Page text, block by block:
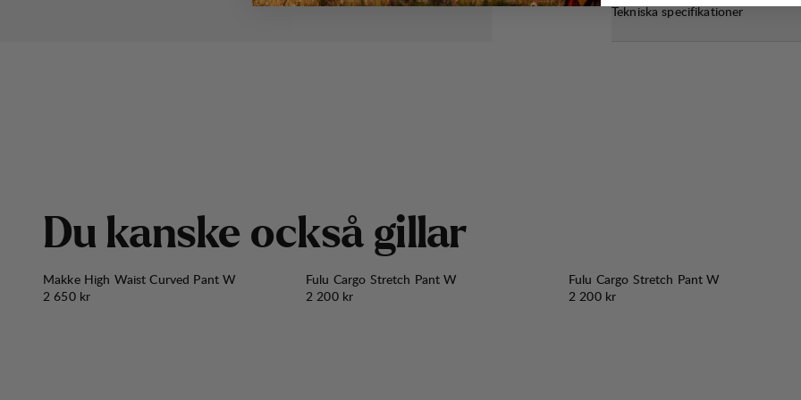
Tekniska specifikationer
Du kanske också gillar
Makke High Waist Curved Pant W
Pris:
2 650 kr
Fulu Cargo Stretch Pant W
Pris:
2 200 kr
Fulu Cargo Stretch Pant W
Pris:
2 200 kr